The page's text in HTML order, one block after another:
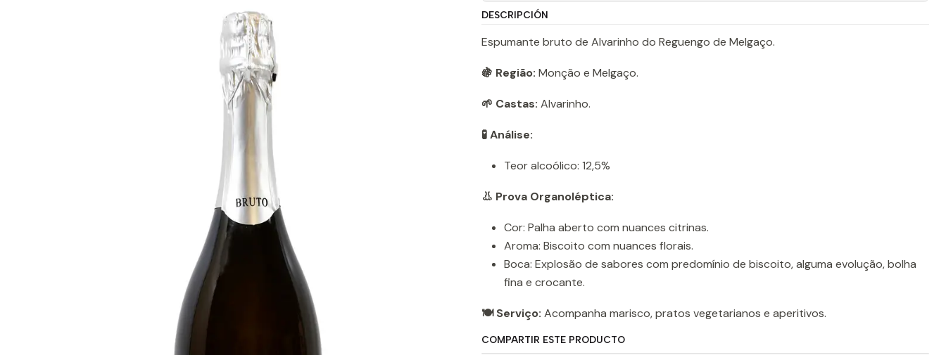
DESCRIPCIÓN
Espumante bruto de Alvarinho do Reguengo de Melgaço.
🍇 Região: Monção e Melgaço.
🌱 Castas: Alvarinho.
🧪 Análise:
Teor alcoólico: 12,5%
👃 Prova Organoléptica:
Cor: Palha aberto com nuances citrinas.
Aroma: Biscoito com nuances florais.
Boca: Explosão de sabores com predomínio de biscoito, alguma evolução, bolha
fina e crocante.
🍽️ Serviço: Acompanha marisco, pratos vegetarianos e aperitivos.
COMPARTIR ESTE PRODUCTO